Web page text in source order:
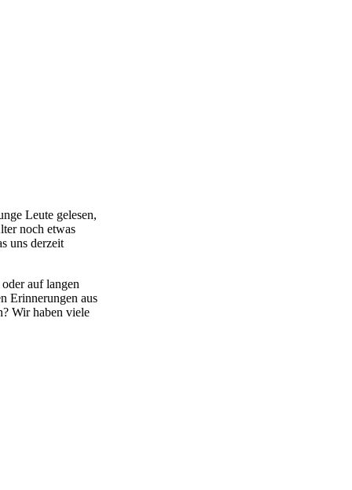
Leute gelesen,
noch etwas
uns derzeit
auf langen
Erinnerungen aus
Wir haben viele